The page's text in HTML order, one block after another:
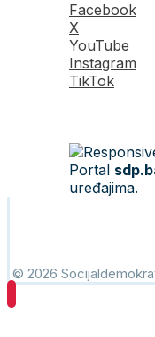
Facebook
X
YouTube
Instagram
TikTok
Portal
uređajima.
© 2026